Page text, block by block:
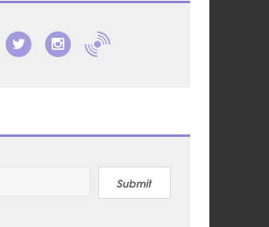
Submit